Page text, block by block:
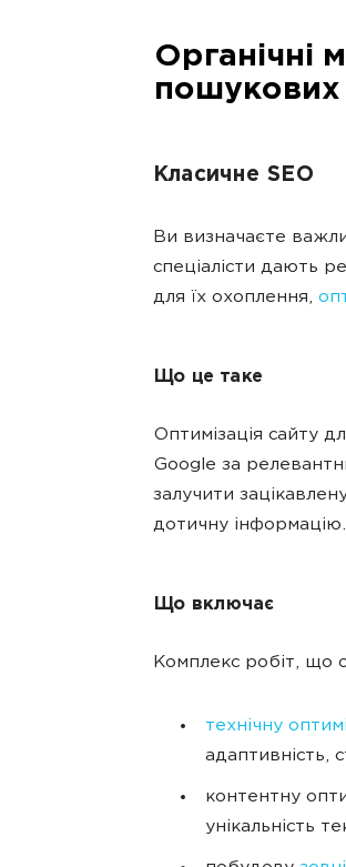
Органічні
пошукових
Класичне SEO
Ви визначаєте
спеціалісти дають
для їх охоплення,
Що це таке
Оптимізація сайту
Google за
залучити
дотичну інформацію.
Що включає
Комплекс робіт, що
технічну
адаптивність,
контентну
унікальність